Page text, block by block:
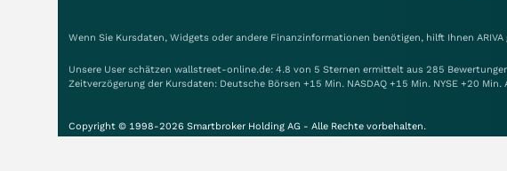
Wenn Sie Kursdaten, Widgets oder andere Finanzinformationen benötigen, hilft Ihnen ARIVA
Unsere User schätzen wallstreet-online.de: 4.8 von 5 Sternen ermittelt aus 285
Zeitverzögerung der Kursdaten: Deutsche Börsen +15 Min. NASDAQ +15 Min. NYSE +20
Copyright © 1998-2026 Smartbroker Holding AG - Alle Rechte vorbehalten.